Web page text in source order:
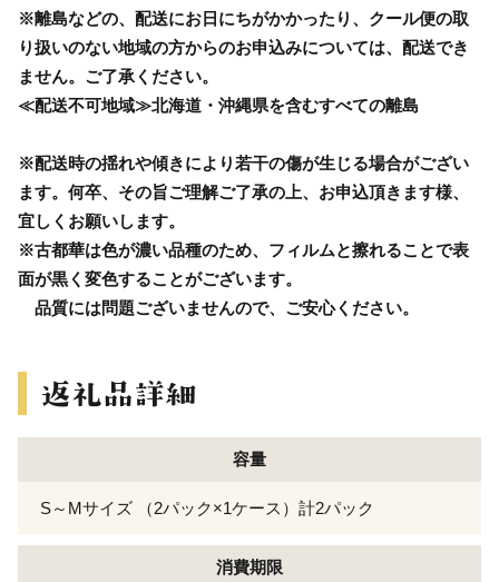
※離島などの、配送にお日にちがかかったり、クール便の取
り扱いのない地域の方からのお申込みについては、配送でき
ません。ご了承ください。
≪配送不可地域≫北海道・沖縄県を含むすべての離島
※配送時の揺れや傾きにより若干の傷が生じる場合がござい
ます。何卒、その旨ご理解ご了承の上、お申込頂きます様、
宜しくお願いします。
※古都華は色が濃い品種のため、フィルムと擦れることで表
面が黒く変色することがございます。
品質には問題ございませんので、ご安心ください。
容量
S～Mサイズ （2パック×1ケース）計2パック
消費期限